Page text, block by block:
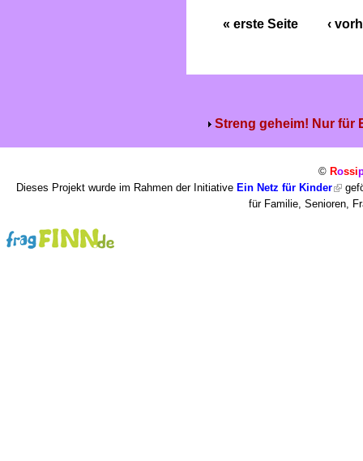
« erste Seite ‹
Streng geheim! Nur für
© Rossi
Dieses Projekt wurde im Rahmen der Initiative Ein Netz für Kinder
für Familie, Senioren,